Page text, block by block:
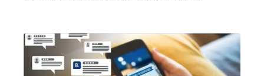
Schadenersatz an betroffene Hotels zahlen.